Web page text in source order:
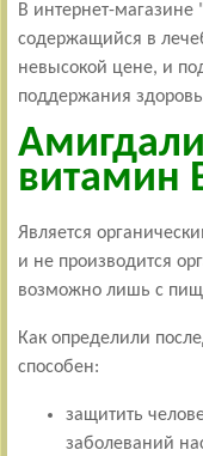
В интернет-
содержащийся в
невысокой цене, и
поддержания
витамин
Является
и не производится
возможно лишь с
Как определили
способен:
защитить
заболеваний